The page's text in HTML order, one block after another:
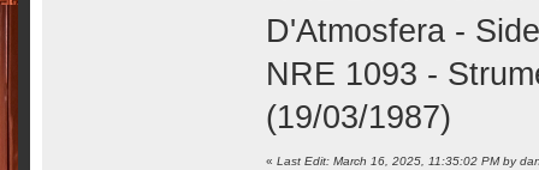
D'Atmosfera -
NRE 1093 -
(19/03/1987)
«Last Edit: March 16, 2025, 11:35:02 PM by